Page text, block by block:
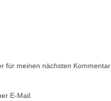
für meinen nächsten Kommentar
E-Mail.